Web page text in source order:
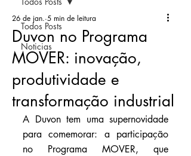
Todos Posts
Noticias
Duvon no Programa
MOVER: inovação,
produtividade e
transformação industrial
26 de jan. 5 min de leitura
A Duvon tem uma supernovidade
para comemorar: a participação
no Programa MOVER, que